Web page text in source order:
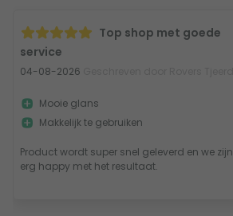
Top shop met goede
service
04-08-2026
Product wordt super snel geleverd en we zijn
erg happy met het resultaat.
Mooie glans
Makkelijk te gebruiken